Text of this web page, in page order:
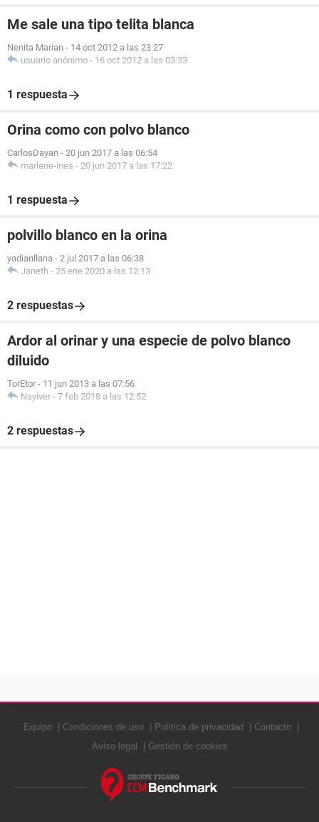
Me sale una tipo telita blanca
Nenita Marian - 14 oct 2012 a las 23:27
usuario anónimo - 16 oct 2012 a las 03:33
1 respuesta
Orina como con polvo blanco
CarlosDayan - 20 jun 2017 a las 06:54
marlene-ines - 20 jun 2017 a las 17:22
1 respuesta
polvillo blanco en la orina
yadianllana - 2 jul 2017 a las 06:38
Janeth - 25 ene 2020 a las 12:13
2 respuestas
Ardor al orinar y una especie de polvo blanco
diluido
TorEtor - 11 jun 2013 a las 07:56
Nayiver - 7 feb 2018 a las 12:52
2 respuestas
Equipo Condiciones de uso Política de privacidad
Contacto
Aviso legal
Gestión de cookies